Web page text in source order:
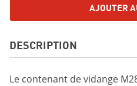
AJOUTER
DESCRIPTION
Le contenant de vidange